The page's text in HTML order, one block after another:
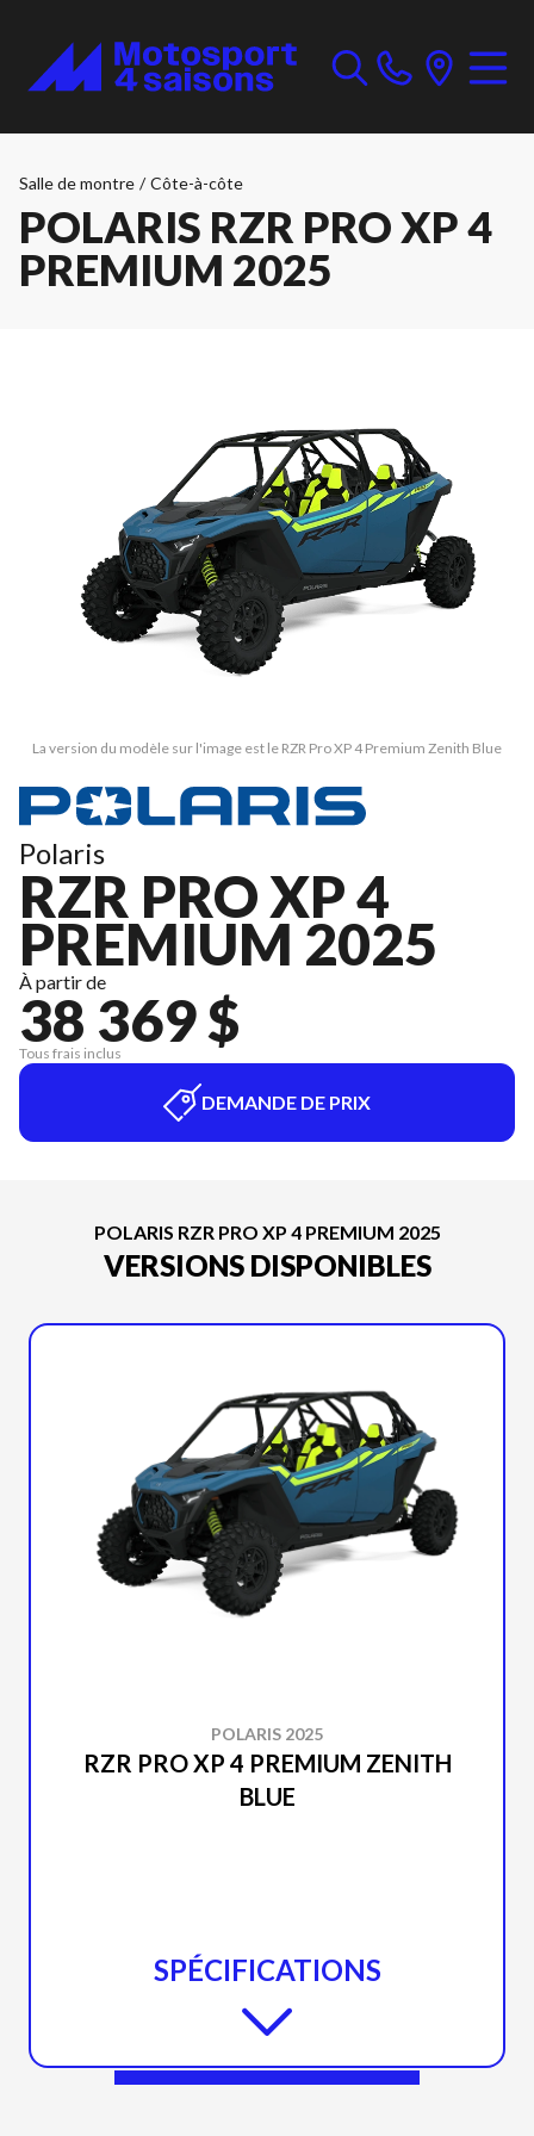
Salle de montre / Côte-à-côte
POLARIS RZR PRO XP 4
PREMIUM 2025
La version du modèle sur l'image est le RZR Pro XP 4 Premium Zenith Blue
Polaris
RZR PRO XP 4
PREMIUM 2025
À partir de
38 369 $
Tous frais inclus
DEMANDE DE PRIX
POLARIS RZR PRO XP 4 PREMIUM 2025
VERSIONS DISPONIBLES
POLARIS 2025
RZR PRO XP 4 PREMIUM ZENITH
BLUE
SPÉCIFICATIONS